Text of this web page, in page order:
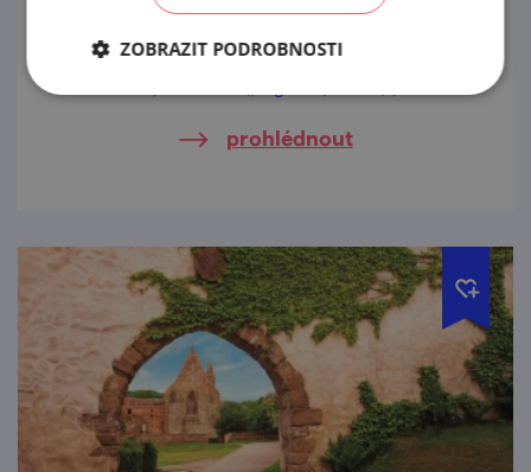
nasbíráte po ní v poutních budkách
kredenciálu. Trasu dlouhou 95 kilometrů
prohlédnout
ZOBRAZIT PODROBNOSTI